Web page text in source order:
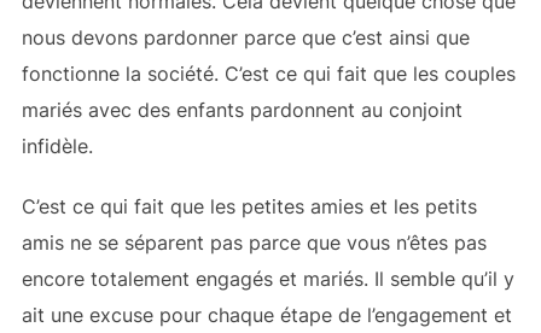
nous devons pardonner parce que c’est ainsi que
fonctionne la société. C’est ce qui fait que les couples
mariés avec des enfants pardonnent au conjoint
infidèle.
C’est ce qui fait que les petites amies et les petits
amis ne se séparent pas parce que vous n’êtes pas
encore totalement engagés et mariés. Il semble qu’il y
ait une excuse pour chaque étape de l’engagement et